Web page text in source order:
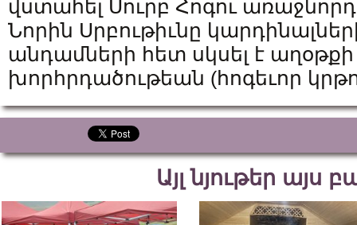
վստահել Սուրբ Հոգու
Նորին Սրբութիւնը
անդամների հետ սկսել է աղօթքի
խորհրդածութեան (հոգեւոր
Այլ նյութեր այս